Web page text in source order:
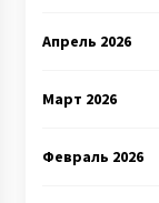
Апрель 2026
Март 2026
Февраль 2026